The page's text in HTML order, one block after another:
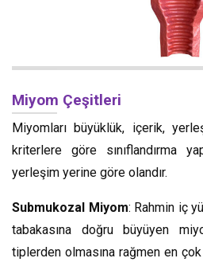
Miyom Çeşitleri
Miyomları büyüklük, içerik,
kriterlere göre sınıflandırma
yerleşim yerine göre olandır.
Submukozal Miyom: Rahmin iç
tabakasına doğru büyüyen
tiplerden olmasına rağmen en